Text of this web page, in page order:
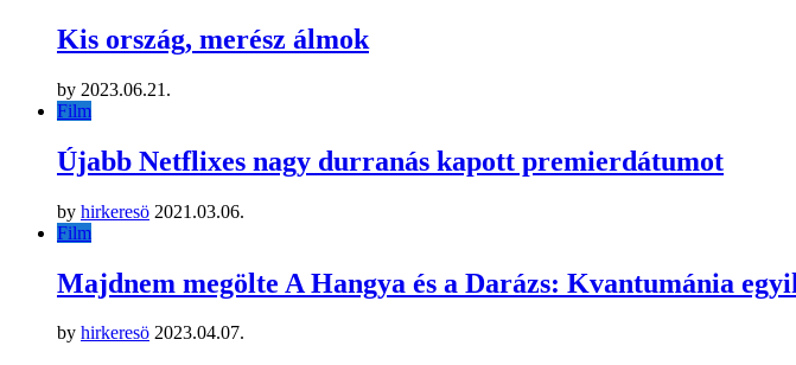
Kis ország, merész álmok
by 2023.06.21.
Film
Újabb Netflixes nagy durranás kapott premierdátumot
by hirkeresö 2021.03.06.
Film
Majdnem megölte A Hangya és a Darázs: Kvantumánia
by hirkeresö 2023.04.07.